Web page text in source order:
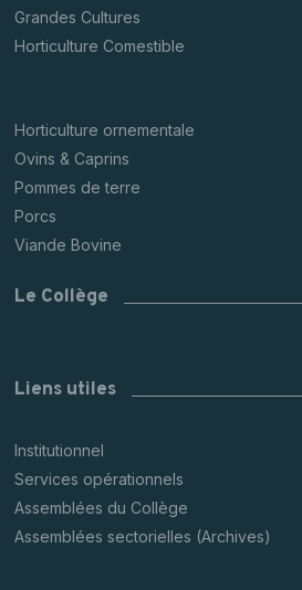
Grandes Cultures
Horticulture Comestible
Horticulture ornementale
Ovins & Caprins
Pommes de terre
Porcs
Viande Bovine
Le Collège
Liens utiles
Institutionnel
Services opérationnels
Assemblées du Collège
Assemblées sectorielles (Archives)